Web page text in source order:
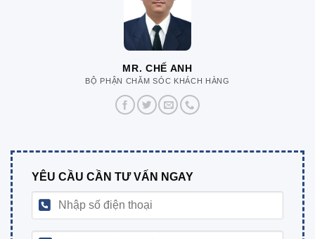
MR. CHẾ ANH
BỘ PHẬN CHĂM SÓC KHÁCH HÀNG
YÊU CẦU CẦN TƯ VẤN NGAY